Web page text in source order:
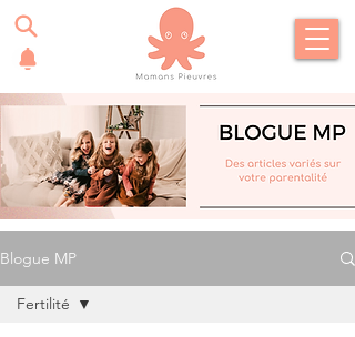
Blogue MP
Fertilité